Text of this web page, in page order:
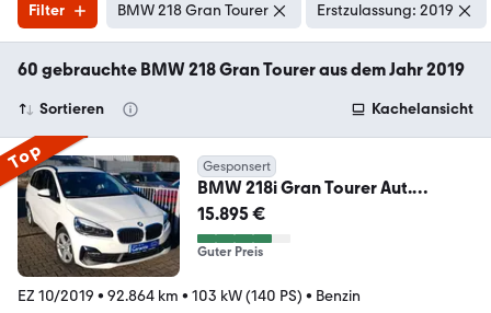
Filter BMW 218 Gran Tourer Erstzulassung: 2019
60 gebrauchte BMW 218 Gran Tourer aus dem Jahr 2019
Sortieren Kachelansicht
Top Gesponsert
BMW 218i Gran Tourer Aut.
Advantage LED Sitzhzg. PDC
15.895 €
Guter Preis
EZ 10/2019 • 92.864 km • 103 kW (140 PS) • Benzin